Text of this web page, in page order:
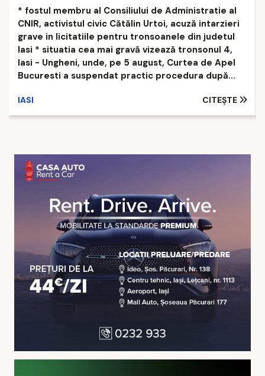
* fostul membru al Consiliului de Administratie al
CNIR, activistul civic Cătălin Urtoi, acuză intarzieri
grave in licitatiile pentru tronsoanele din judetul
Iasi * situatia cea mai gravă vizează tronsonul 4,
Iasi - Ungheni, unde, pe 5 august, Curtea de Apel
Bucuresti a suspendat practic procedura după
Erbasu si Concelex Activistul civic Cătălin Urtoi,
fost membru in Consiliul de Administratie al CNIR,
...
IASI CITEȘTE